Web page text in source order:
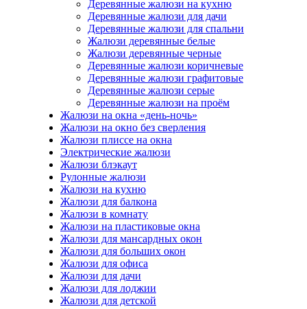
Деревянные жалюзи на кухню
Деревянные жалюзи для дачи
Деревянные жалюзи для спальни
Жалюзи деревянные белые
Жалюзи деревянные черные
Деревянные жалюзи коричневые
Деревянные жалюзи графитовые
Деревянные жалюзи серые
Деревянные жалюзи на проём
Жалюзи на окна «день-ночь»
Жалюзи на окно без сверления
Жалюзи плиссе на окна
Электрические жалюзи
Жалюзи блэкаут
Рулонные жалюзи
Жалюзи на кухню
Жалюзи для балкона
Жалюзи в комнату
Жалюзи на пластиковые окна
Жалюзи для мансардных окон
Жалюзи для больших окон
Жалюзи для офиса
Жалюзи для дачи
Жалюзи для лоджии
Жалюзи для детской